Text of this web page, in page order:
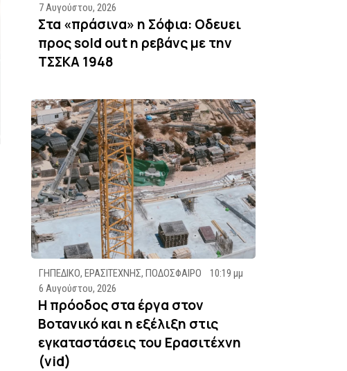
7 Αυγούστου, 2026
Στα «πράσινα» η Σόφια: Οδευει
προς sold out η ρεβάνς με την
ΤΣΣΚΑ 1948
ΓΗΠΕΔΙΚΟ, ΕΡΑΣΙΤΕΧΝΗΣ, ΠΟΔΟΣΦΑΙΡΟ
10:19 μμ
6 Αυγούστου, 2026
Η πρόοδος στα έργα στον
Βοτανικό και η εξέλιξη στις
εγκαταστάσεις του Ερασιτέχνη
(vid)